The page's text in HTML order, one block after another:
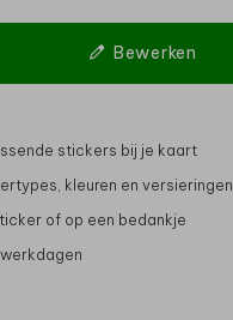
Bewerken
stickers bij je kaart
kleuren en versieringen
of op een bedankje